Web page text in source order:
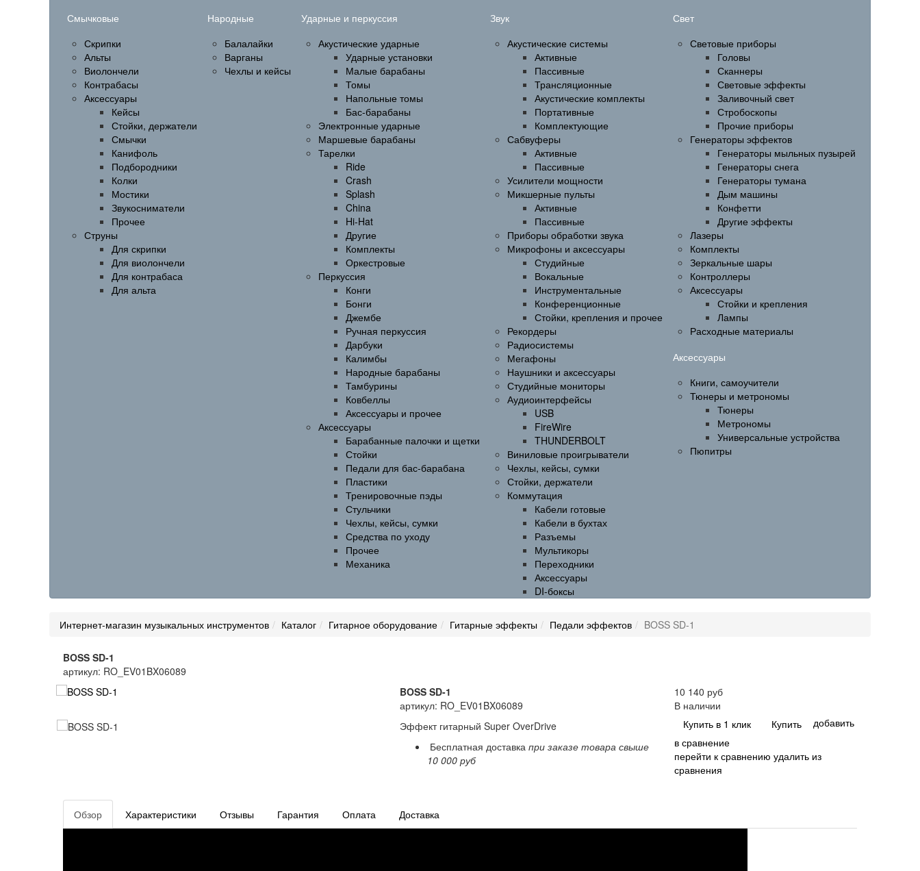
Смычковые
Скрипки
Альты
Виолончели
Контрабасы
Аксессуары
Кейсы
Стойки, держатели
Смычки
Канифоль
Подбородники
Колки
Мостики
Звукосниматели
Прочее
Струны
Для скрипки
Для виолончели
Для контрабаса
Для альта
Народные
Балалайки
Варганы
Чехлы и кейсы
Ударные и перкуссия
Акустические ударные
Ударные установки
Малые барабаны
Томы
Напольные томы
Бас-барабаны
Электронные ударные
Маршевые барабаны
Тарелки
Ride
Crash
Splash
China
Hi-Hat
Другие
Комплекты
Оркестровые
Перкуссия
Конги
Бонги
Джембе
Ручная перкуссия
Дарбуки
Калимбы
Народные барабаны
Тамбурины
Ковбеллы
Аксессуары и прочее
Аксессуары
Барабанные палочки и щетки
Стойки
Педали для бас-барабана
Пластики
Тренировочные пэды
Стульчики
Чехлы, кейсы, сумки
Средства по уходу
Прочее
Механика
Звук
Акустические системы
Активные
Пассивные
Трансляционные
Акустические комплекты
Портативные
Комплектующие
Сабвуферы
Активные
Пассивные
Усилители мощности
Микшерные пульты
Активные
Пассивные
Приборы обработки звука
Микрофоны и аксессуары
Студийные
Вокальные
Инструментальные
Конференционные
Стойки, крепления и прочее
Рекордеры
Радиосистемы
Мегафоны
Наушники и аксессуары
Студийные мониторы
Аудиоинтерфейсы
USB
FireWire
THUNDERBOLT
Виниловые проигрыватели
Чехлы, кейсы, сумки
Стойки, держатели
Коммутация
Кабели готовые
Кабели в бухтах
Разъемы
Мультикоры
Переходники
Аксессуары
DI-боксы
Свет
Световые приборы
Головы
Сканнеры
Световые эффекты
Заливочный свет
Стробоскопы
Прочие приборы
Генераторы эффектов
Генераторы мыльных пузырей
Генераторы снега
Генераторы тумана
Дым машины
Конфетти
Другие эффекты
Лазеры
Комплекты
Зеркальные шары
Контроллеры
Аксессуары
Стойки и крепления
Лампы
Расходные материалы
Аксессуары
Книги, самоучители
Тюнеры и метрономы
Тюнеры
Метрономы
Универсальные устройства
Пюпитры
Интернет-магазин музыкальных инструментов Каталог Гитарное оборудование Гитарные эффекты Педали эффектов BOSS SD-1
BOSS SD-1
артикул: RO_EV01BX06089
BOSS SD-1
артикул: RO_EV01BX06089
Эффект гитарный Super OverDrive
Бесплатная доставка при заказе товара свыше
10 000 руб
10 140 руб
В наличии
Купить в 1 клик
Купить
добавить
в сравнение
перейти к сравнению удалить из
сравнения
Обзор Характеристики Отзывы Гарантия Оплата Доставка